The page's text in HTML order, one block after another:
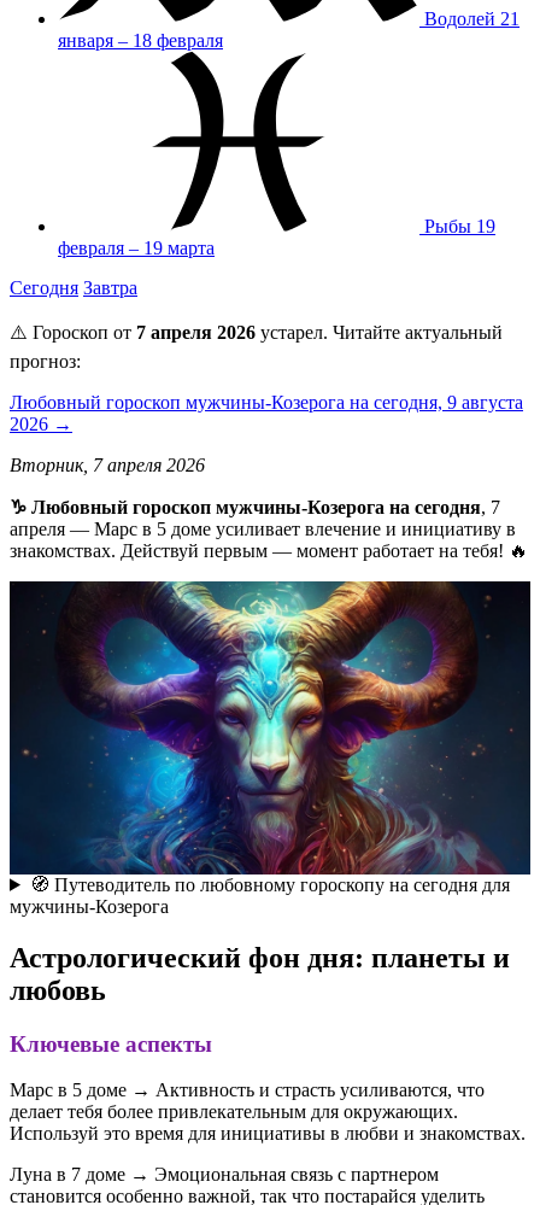
Водолей 21
января – 18 февраля
Рыбы 19
февраля – 19 марта
Сегодня Завтра
⚠️ Гороскоп от 7 апреля 2026 устарел. Читайте актуальный
прогноз:
Любовный гороскоп мужчины-Козерога на сегодня, 9 августа
2026 →
Вторник, 7 апреля 2026
♑ Любовный гороскоп мужчины-Козерога на сегодня, 7
апреля — Марс в 5 доме усиливает влечение и инициативу в
знакомствах. Действуй первым — момент работает на тебя! 🔥
🧭 Путеводитель по любовному гороскопу на сегодня для
мужчины-Козерога
Астрологический фон дня: планеты и
любовь
Ключевые аспекты
Марс в 5 доме → Активность и страсть усиливаются, что
делает тебя более привлекательным для окружающих.
Используй это время для инициативы в любви и знакомствах.
Луна в 7 доме → Эмоциональная связь с партнером
становится особенно важной, так что постарайся уделить